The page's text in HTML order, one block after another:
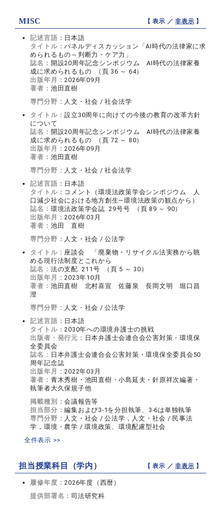
MISC 【 表示 ／非表示 】
記述言語： 日本語
タイトル：パネルディスカッション「AI時代の法律家に求
められるもの～判断力・ケア力」
誌名： 開設20周年記念シンポジウム AI時代の法律家養
成に求められるもの （頁 36 ～ 64）
出版年月：2026年09月
著者： 池田直樹
専門分野： 人文・社会 / 社会法学
タイトル：設立30周年に向けての今後の教育の改革方針
について
誌名： 開設20周年記念シンポジウム AI時代の法律家養
成に求められるもの （頁 72 ～ 80）
出版年月：2026年09月
著者： 池田直樹
専門分野： 人文・社会 / 社会法学
記述言語： 日本語
タイトル： コメント（環境法政策学会シンポジウム 人
口減少社会における地方創生―環境法政策の観点から）
誌名： 環境法政策学会誌 29号号 （頁 89 ～ 90）
出版年月：2026年03月
著者： 池田 直樹
専門分野： 人文・社会 / 公法学
タイトル： 座談会 「廃棄物・リサイクル法実務から眺
める現行法制度とこれから
誌名： 法の支配 211号 （頁 5 ～ 30）
出版年月：2023年10月
著者： 池田直樹 北村喜宣 佐藤泉 長岡文明 堀口昌
澄
専門分野： 人文・社会 / 公法学
記述言語： 日本語
タイトル：2030年への環境弁護士の挑戦
出版者・発行元： 日本弁護士会連合会公害対策・環境保
全委員会
誌名： 日本弁護士会連合会公害対策・環境保全委員会50
周年記念誌
出版年月：2022年03月
著者： 青木秀樹・池田直樹・小島延夫・針原祥次編著・
執筆者大久保規子他
掲載種別：会議報告等
担当部分：編集および3-1を分担執筆、3-6は単独執筆
専門分野： 人文・社会 / 公法学，人文・社会 / 民事法
学，環境・農学 / 環境政策、環境配慮型社会
全件表示 >>
担当授業科目（学内） 【 表示 ／非表示 】
履修年度：2026年度（西暦）
提供部署名：司法研究科